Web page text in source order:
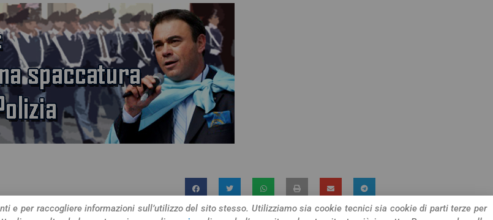
e per raccogliere informazioni sull’utilizzo del sito stesso. Utilizziamo sia cookie tecnici sia cookie di parti terze per